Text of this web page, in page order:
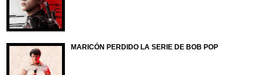
MARICÓN PERDIDO LA SERIE DE BOB POP